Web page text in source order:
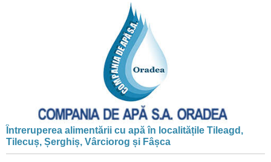
Întreruperea alimentării cu apă în localitățile Tileagd,
Tilecuș, Șerghiș, Vârciorog și Fâșca